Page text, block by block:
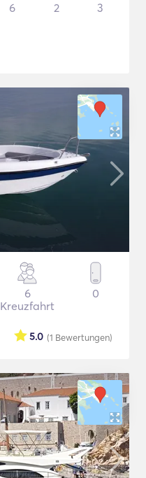
6 2 3
6
Kreuzfahrt
0
(1 Bewertungen)
5.0